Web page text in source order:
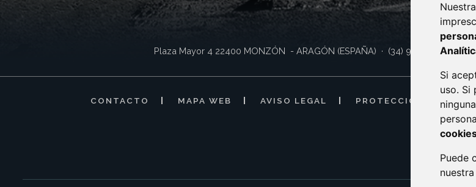
Si
uso. Si
Puede
nuestra
Plaza Mayor 4 22400 MONZÓN - ARAGÓN (ESPAÑA) · (34) 974 400 700 ·
CONTACTO MAPA WEB AVISO LEGAL PROTECCIÓN DE DATOS